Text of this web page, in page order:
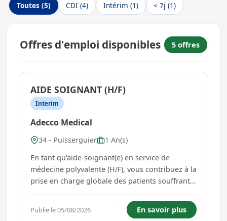
Toutes (5) CDI (4) Intérim (1) < 7j (1)
Offres d'emploi disponibles 5 offres
AIDE SOIGNANT (H/F)
Interim
Adecco Medical
34 - Puisserguier
1 An(s)
En tant qu'aide-soignant(e) en service de
médecine polyvalente (H/F), vous contribuez à la
prise en charge globale des patients souffrant
collaboration avec l'équipe médicale et
soignante.Dans ce cadre, vos missions
Publie le 05/08/2026 En savoir plus